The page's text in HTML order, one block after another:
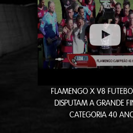
FLAMENGO X V8
DISPUTAM A GRANDE
CATEGORIA 40